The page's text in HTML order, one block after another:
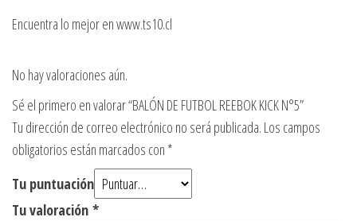
Encuentra lo mejor en www.ts10.cl
No hay valoraciones aún.
Sé el primero en valorar “BALÓN DE FUTBOL REEBOK KICK N°5”
Tu dirección de correo electrónico no será publicada. Los campos
obligatorios están marcados con *
Tu puntuación
Tu valoración *